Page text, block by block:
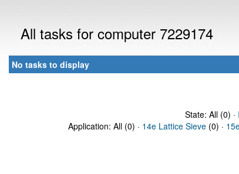
All tasks for computer 7229174
No tasks to display
State: All (0) ·
Application: All (0) · 14e Lattice Sieve (0) ·